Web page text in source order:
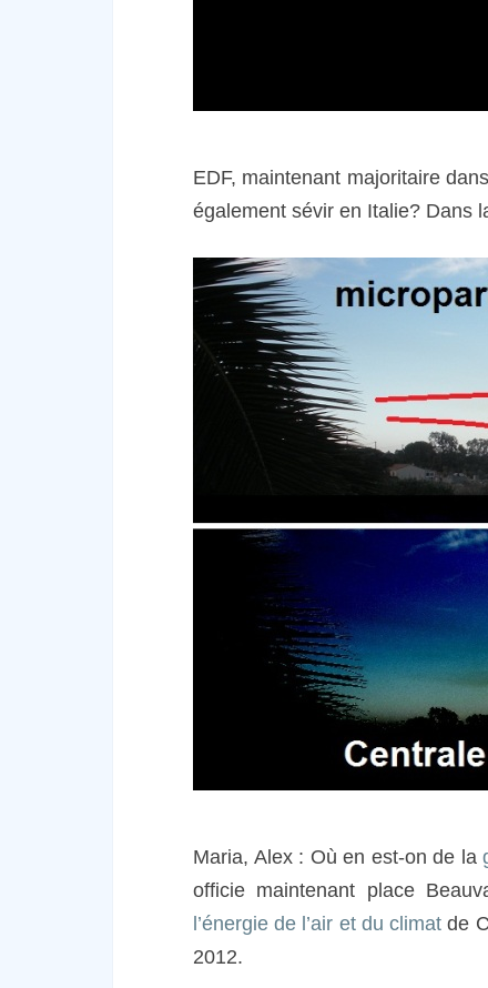
EDF, maintenant majoritaire
également sévir en Italie? Dans
Maria, Alex : Où en est-on de la
officie maintenant place
l’énergie de l’air et du climat de
2012.